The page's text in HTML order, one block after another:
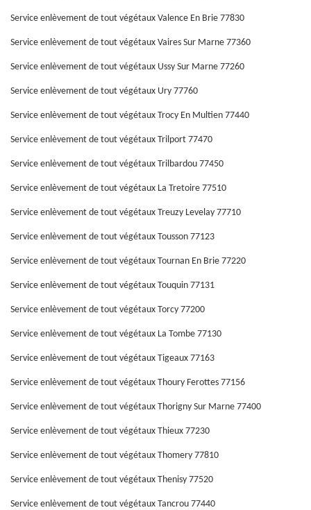
Service enlèvement de tout végétaux Valence En Brie 77830
Service enlèvement de tout végétaux Vaires Sur Marne 77360
Service enlèvement de tout végétaux Ussy Sur Marne 77260
Service enlèvement de tout végétaux Ury 77760
Service enlèvement de tout végétaux Trocy En Multien 77440
Service enlèvement de tout végétaux Trilport 77470
Service enlèvement de tout végétaux Trilbardou 77450
Service enlèvement de tout végétaux La Tretoire 77510
Service enlèvement de tout végétaux Treuzy Levelay 77710
Service enlèvement de tout végétaux Tousson 77123
Service enlèvement de tout végétaux Tournan En Brie 77220
Service enlèvement de tout végétaux Touquin 77131
Service enlèvement de tout végétaux Torcy 77200
Service enlèvement de tout végétaux La Tombe 77130
Service enlèvement de tout végétaux Tigeaux 77163
Service enlèvement de tout végétaux Thoury Ferottes 77156
Service enlèvement de tout végétaux Thorigny Sur Marne 77400
Service enlèvement de tout végétaux Thieux 77230
Service enlèvement de tout végétaux Thomery 77810
Service enlèvement de tout végétaux Thenisy 77520
Service enlèvement de tout végétaux Tancrou 77440